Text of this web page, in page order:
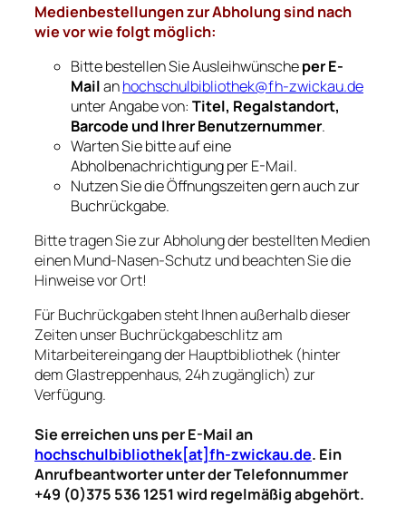
Medienbestellungen zur Abholung sind nach
wie vor wie folgt möglich:
Bitte bestellen Sie Ausleihwünscheper E-
Mailanhochschulbibliothek@fh-zwickau.de
unter Angabe von: Titel, Regalstandort,
Barcode und Ihrer Benutzernummer.
Warten Sie bitte auf eine
Abholbenachrichtigung per E-Mail.
Nutzen Sie die Öffnungszeiten gern auch zur
Buchrückgabe.
Bitte tragen Sie zur Abholung der bestellten Medien
einen Mund-Nasen-Schutz und beachten Sie die
Hinweise vor Ort!
Für Buchrückgaben steht Ihnen außerhalb dieser
Zeiten unser Buchrückgabeschlitz am
Mitarbeitereingang der Hauptbibliothek (hinter
dem Glastreppenhaus, 24h zugänglich) zur
Verfügung.
Sie erreichen uns per E-Mail an
hochschulbibliothek[at]fh-zwickau.de. Ein
Anrufbeantworter unter der Telefonnummer
+49 (0)375 536 1251 wird regelmäßig abgehört.